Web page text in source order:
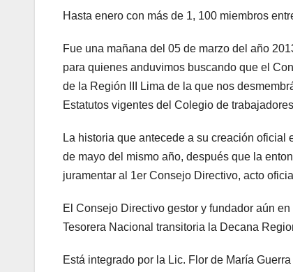
Hasta enero con más de 1, 100 miembros
Fue una mañana del 05 de marzo del año
para quienes anduvimos buscando que el
de la Región III Lima de la que nos
Estatutos vigentes del Colegio de
La historia que antecede a su creación
de mayo del mismo año, después que la
juramentar al 1er Consejo Directivo, acto
El Consejo Directivo gestor y fundador aún
Tesorera Nacional transitoria la Decana
Está integrado por la Lic. Flor de María